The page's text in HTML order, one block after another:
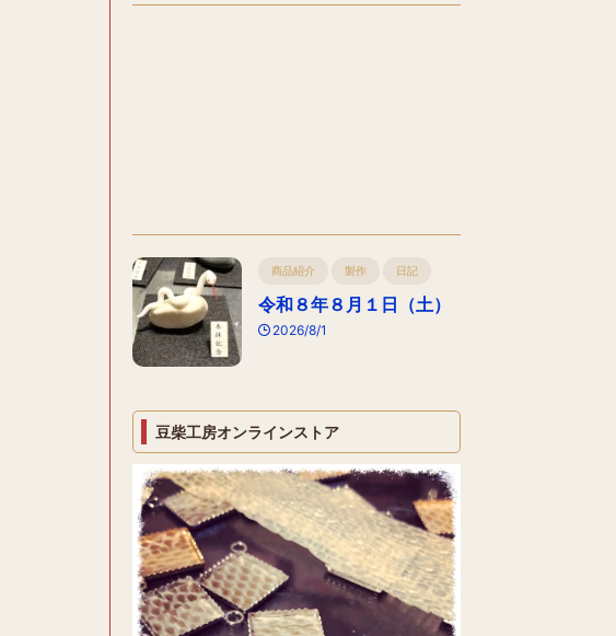
商品紹介 製作 日記
令和８年８月１日（土）
2026/8/1
豆柴工房オンラインストア